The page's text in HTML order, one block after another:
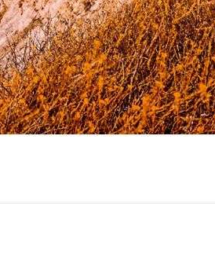
anche
con più della metà della
la biodiversità. Questo
i suoi frutti in termini di
tanto che la tenuta
of the Year" dalla rivista